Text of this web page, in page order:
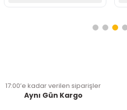
17:00’e kadar verilen siparişler
Aynı Gün Kargo